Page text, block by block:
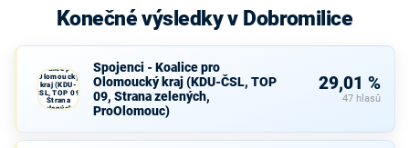
Konečné výsledky v Dobromilice
Koalice pro
Olomoucký
kraj (KDU-
ČSL, TOP 09,
Strana
zelených,
Spojenci - Koalice pro
Olomoucký kraj (KDU-ČSL, TOP
09, Strana zelených,
ProOlomouc)
29,01 %
47 hlasů